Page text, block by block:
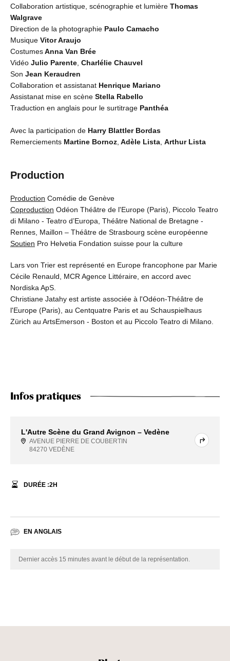
Collaboration artistique, scénographie et lumière Thomas
Walgrave
Direction de la photographie Paulo Camacho
Musique Vitor Araujo
CostumesAnna Van Brée
Vidéo Julio Parente Charlélie Chauvel
Son Jean Keraudren
Collaboration et assistanat Henrique Mariano
Assistanat mise en scène Stella Rabello
Traduction en anglais pour le surtitrage Panthéa
Avec la participation de Harry Blattler Bordas
Remerciements Martine Bornoz Adèle Lista Arthur Lista
Production
Production Comédie de Genève
Coproduction Odéon Théâtre de l'Europe (Paris), Piccolo Teatro
di Milano - Teatro d’Europa, Théâtre National de Bretagne -
Rennes, Maillon – Théâtre de Strasbourg scène européenne
Soutien Pro Helvetia Fondation suisse pour la culture
Lars von Trier est représenté en Europe francophone par Marie
Cécile Renauld, MCR Agence Littéraire, en accord avec
Nordiska ApS.
Christiane Jatahy est artiste associée à l'Odéon-Théâtre de
l'Europe (Paris), au Centquatre Paris et au Schauspielhaus
Zürich au ArtsEmerson - Boston et au Piccolo Teatro di Milano.
Infos pratiques
L'Autre Scène du Grand Avignon – Vedène
AVENUE PIERRE DE COUBERTIN
84270 VEDÈNE
DURÉE :2H
EN ANGLAIS
Dernier accès 15 minutes avant le début de la représentation.